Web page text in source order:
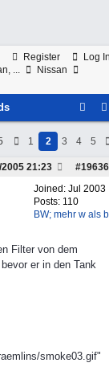
Register Log
...
Nissan
1 2 3 4 5
#19636
21:23
Joined: Jul 2003
Posts: 110
BW; mehr w als b
Filter von dem
er in den Tank
smoke03.gif"